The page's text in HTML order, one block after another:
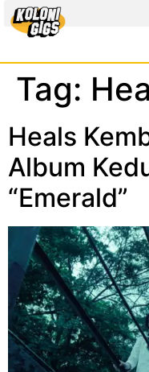
Tag:
Heals
Album
“Emerald”